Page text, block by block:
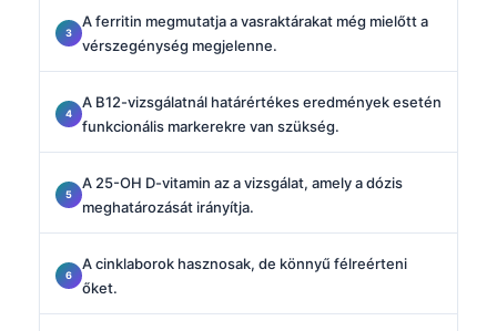
A ferritin megmutatja a vasraktárakat még mielőtt a
vérszegénység megjelenne.
A B12-vizsgálatnál határértékes eredmények esetén
funkcionális markerekre van szükség.
A 25-OH D-vitamin az a vizsgálat, amely a dózis
meghatározását irányítja.
A cinklaborok hasznosak, de könnyű félreérteni
őket.